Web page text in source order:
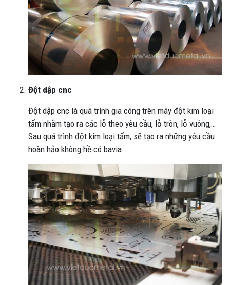
Đột dập cnc
Đột dập cnc là quá trình gia công trên máy đột kim loại
tấm nhằm tạo ra các lỗ theo yêu cầu, lỗ tròn, lỗ vuông,…
Sau quá trình đột kim loại tấm, sẽ tạo ra những yêu cầu
hoàn hảo không hề có bavia.